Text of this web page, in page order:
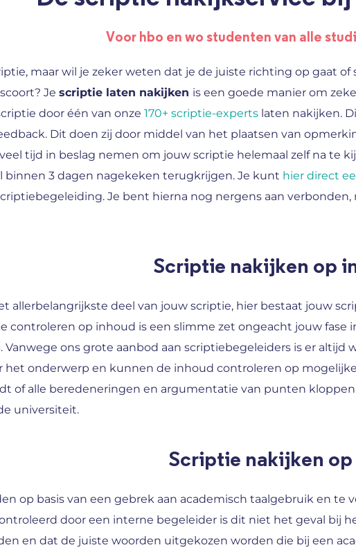
Voor hbo en wo studenten van alle
maar wil je zeker weten dat je de juiste richting op gaat
Je scriptie laten nakijken is een goede manier om
door één van onze 170+ scriptie-experts laten nakijken.
Dit doen zij door middel van het plaatsen van
tijd in beslag nemen om jouw scriptie helemaal zelf na te
binnen 3 dagen nagekeken terugkrijgen. Je kunt hier direct
Je bent hierna nog nergens aan
Scriptie nakijken op
allerbelangrijkste deel van jouw scriptie, hier bestaat jouw
controleren op inhoud is een slimme zet ongeacht jouw fase
ons grote aanbod aan scriptiebegeleiders is er altijd
het onderwerp en kunnen de inhoud controleren op
of alle beredeneringen en argumentatie van punten
universiteit.
Scriptie nakijken op
op basis van een gebrek aan academisch taalgebruik en
door een interne begeleider is dit niet het geval bij
en dat de juiste woorden uitgekozen worden die bij een